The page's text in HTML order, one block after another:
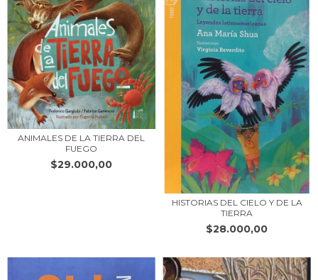
ANIMALES DE LA TIERRA DEL
FUEGO
$29.000,00
HISTORIAS DEL CIELO Y DE LA
TIERRA
$28.000,00